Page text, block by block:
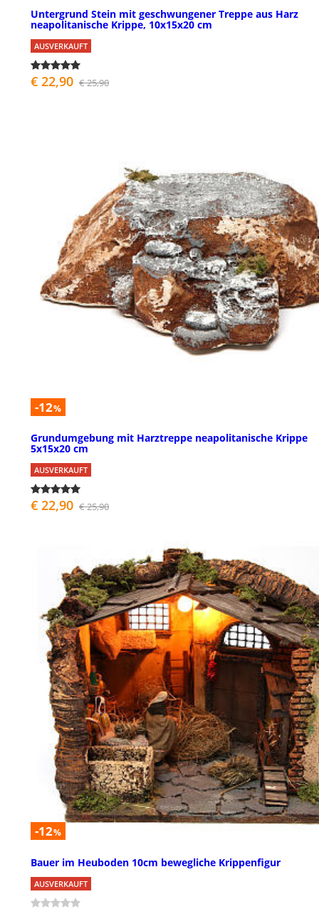
Untergrund Stein mit geschwungener Treppe aus Harz
neapolitanische Krippe, 10x15x20 cm
AUSVERKAUFT
€ 22,90 € 25,90
-12%
Grundumgebung mit Harztreppe neapolitanische Krippe
5x15x20 cm
AUSVERKAUFT
€ 22,90 € 25,90
-12%
Bauer im Heuboden 10cm bewegliche Krippenfigur
AUSVERKAUFT